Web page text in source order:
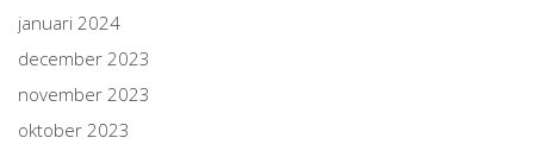
januari 2024
december 2023
november 2023
oktober 2023